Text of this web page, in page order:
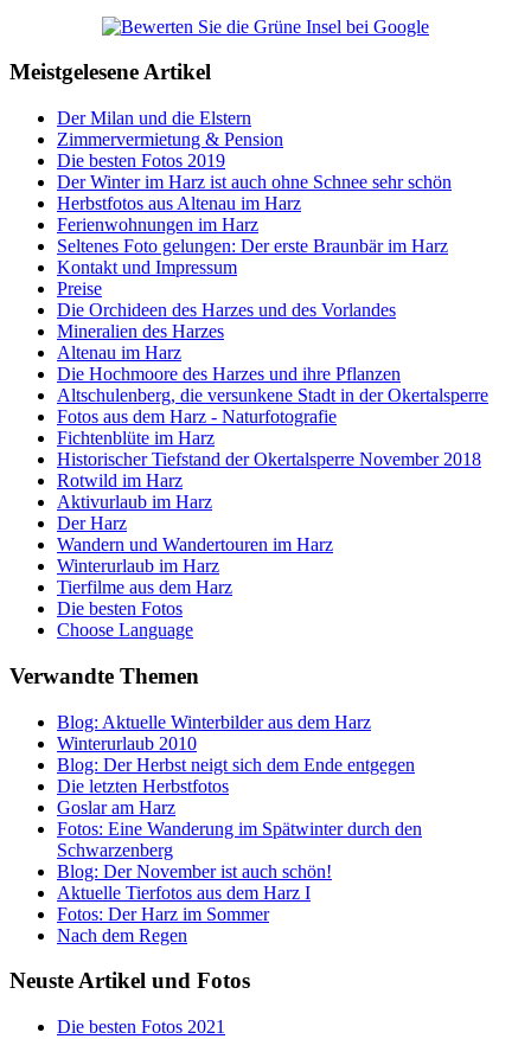
Meistgelesene Artikel
Der Milan und die Elstern
Zimmervermietung & Pension
Die besten Fotos 2019
Der Winter im Harz ist auch ohne Schnee sehr schön
Herbstfotos aus Altenau im Harz
Ferienwohnungen im Harz
Seltenes Foto gelungen: Der erste Braunbär im Harz
Kontakt und Impressum
Preise
Die Orchideen des Harzes und des Vorlandes
Mineralien des Harzes
Altenau im Harz
Die Hochmoore des Harzes und ihre Pflanzen
Altschulenberg, die versunkene Stadt in der Okertalsperre
Fotos aus dem Harz - Naturfotografie
Fichtenblüte im Harz
Historischer Tiefstand der Okertalsperre November 2018
Rotwild im Harz
Aktivurlaub im Harz
Der Harz
Wandern und Wandertouren im Harz
Winterurlaub im Harz
Tierfilme aus dem Harz
Die besten Fotos
Choose Language
Verwandte Themen
Blog: Aktuelle Winterbilder aus dem Harz
Winterurlaub 2010
Blog: Der Herbst neigt sich dem Ende entgegen
Die letzten Herbstfotos
Goslar am Harz
Fotos: Eine Wanderung im Spätwinter durch den
Schwarzenberg
Blog: Der November ist auch schön!
Aktuelle Tierfotos aus dem Harz I
Fotos: Der Harz im Sommer
Nach dem Regen
Neuste Artikel und Fotos
Die besten Fotos 2021